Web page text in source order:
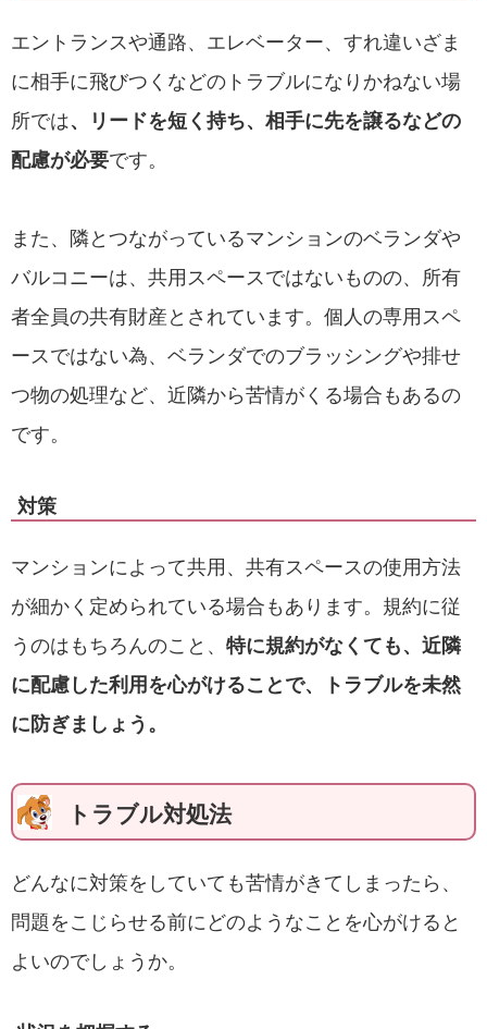
エントランスや通路、エレベーター、すれ違いざま
に相手に飛びつくなどのトラブルになりかねない場
所では、リードを短く持ち、相手に先を譲るなどの
配慮が必要です。
また、隣とつながっているマンションのベランダや
バルコニーは、共用スペースではないものの、所有
者全員の共有財産とされています。個人の専用スペ
ースではない為、ベランダでのブラッシングや排せ
つ物の処理など、近隣から苦情がくる場合もあるの
です。
対策
マンションによって共用、共有スペースの使用方法
が細かく定められている場合もあります。規約に従
うのはもちろんのこと、 特に規約がなくても、近隣
に配慮した利用を心がけることで、トラブルを未然
に防ぎましょう。
トラブル対処法
どんなに対策をしていても苦情がきてしまったら、
問題をこじらせる前にどのようなことを心がけると
よいのでしょうか。